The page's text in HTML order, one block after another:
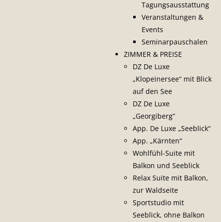
Tagungsausstattung
Veranstaltungen &
Events
Seminarpauschalen
ZIMMER & PREISE
DZ De Luxe
„Klopeinersee“ mit Blick
auf den See
DZ De Luxe
„Georgiberg“
App. De Luxe „Seeblick“
App. „Kärnten“
Wohlfühl-Suite mit
Balkon und Seeblick
Relax Suite mit Balkon,
zur Waldseite
Sportstudio mit
Seeblick, ohne Balkon